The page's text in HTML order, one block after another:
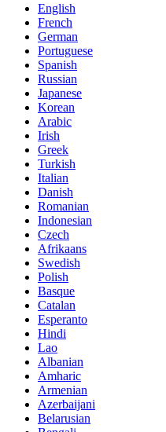
English
French
German
Portuguese
Spanish
Russian
Japanese
Korean
Arabic
Irish
Greek
Turkish
Italian
Danish
Romanian
Indonesian
Czech
Afrikaans
Swedish
Polish
Basque
Catalan
Esperanto
Hindi
Lao
Albanian
Amharic
Armenian
Azerbaijani
Belarusian